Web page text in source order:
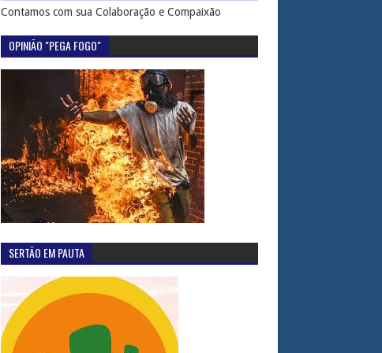
Contamos com sua Colaboração e Compaixão
OPINIÃO "PEGA FOGO"
SERTÃO EM PAUTA